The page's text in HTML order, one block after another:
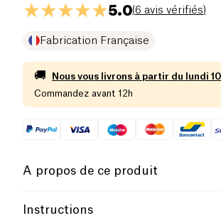
5.0(6 avis vérifiés)
Fabrication Française
🚚 Nous vous livrons à partir du lundi
Commandez avant 12h
A propos de ce produit
Vegan
Instructions